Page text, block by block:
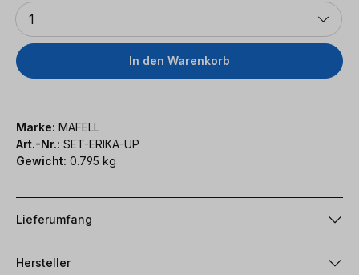
Anzahl
1
In den Warenkorb
Marke: MAFELL
Art.-Nr.: SET-ERIKA-UP
Gewicht: 0.795 kg
Lieferumfang
Hersteller